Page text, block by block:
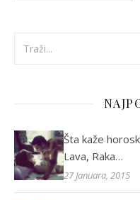
Šta kaže
Lava, Raka…
27 Januara, 2015